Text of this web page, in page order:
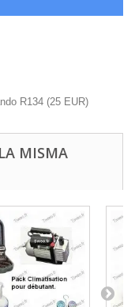
R134 (25 EUR)
MISMA